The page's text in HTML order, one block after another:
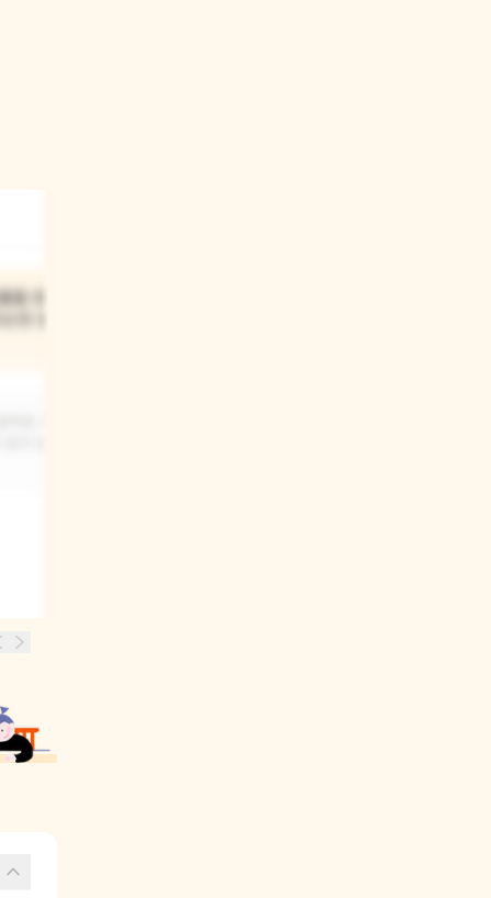
들 중에서
아요. 때로는
자 있는